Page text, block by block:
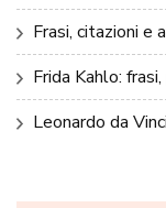
Frasi, citazioni e
Frida Kahlo:
Leonardo da